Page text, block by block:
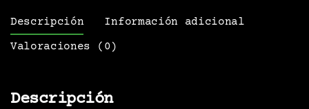
Descripción Información adicional
Valoraciones (0)
Descripción